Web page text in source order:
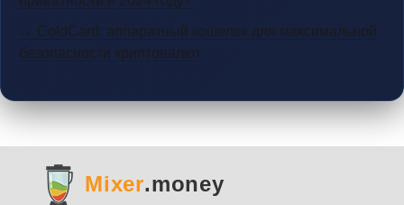
→ ColdCard: аппаратный кошелек для максимальной
безопасности криптовалют
Mixer.money